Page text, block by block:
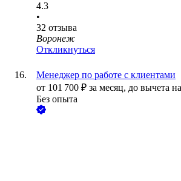
4.3
•
32 отзыва
Воронеж
Откликнуться
Менеджер по работе с клиентами
от 101 700 ₽ за месяц, до вычета
Без опыта